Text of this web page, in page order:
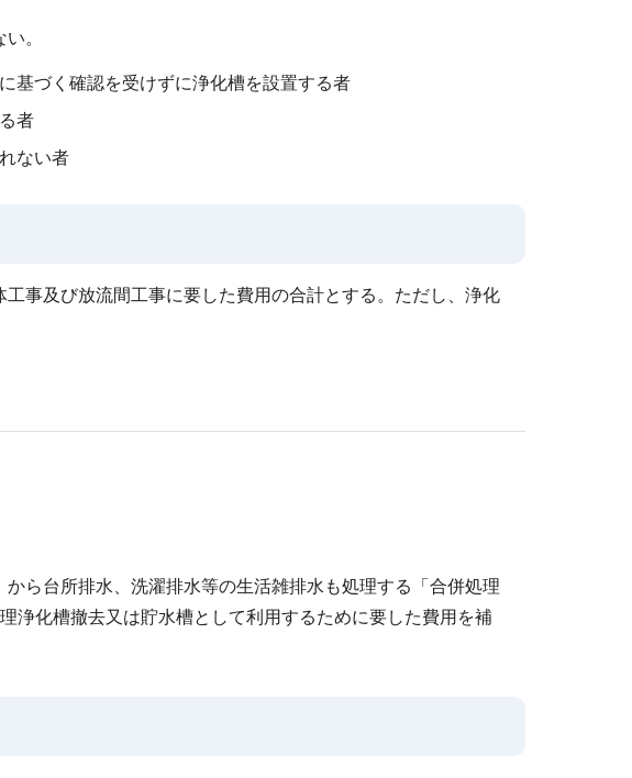
。
基づく確認を受けずに浄化槽を設置する者
者
ない者
事及び放流間工事に要した費用の合計とする。ただし、浄化
ら台所排水、洗濯排水等の生活雑排水も処理する「合併処理
浄化槽撤去又は貯水槽として利用するために要した費用を補